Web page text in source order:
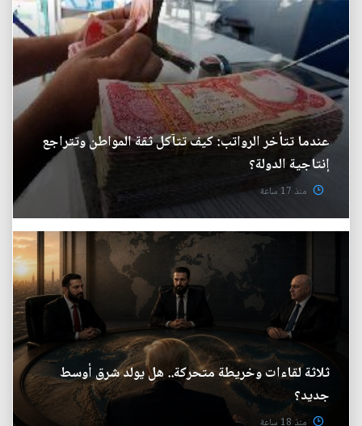
عندما تتأخر الرواتب: كيف تتآكل ثقة المواطن وتتراجع
إنتاجية الدولة؟
منذ 17 ساعة
ثلاثة لقاءات وخريطة متحركة.. هل يولد شرق أوسط
جديد؟